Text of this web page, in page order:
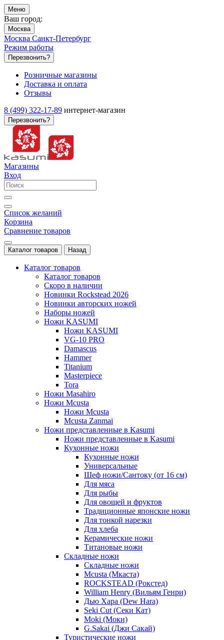
Меню
Ваш город:
Москва
Москва Санкт-Петербург
Режим работы
Перезвонить?
Розничные магазины
Доставка и оплата
Отзывы
8 (499) 322-17-89 интернет-магазин
Перезвонить?
Магазины
Вход
Список желаний
Корзина
Сравнение товаров
Каталог товаров Назад
Каталог товаров
Каталог товаров
Скоро в наличии
Новинки Rockstead 2026
Новинки авторских ножей
Наборы ножей
Ножи KASUMI
Ножи KASUMI
VG-10 PRO
Damascus
Hammer
Titanium
Masterpiece
Tora
Ножи Masahiro
Ножи Mcusta
Ножи Mcusta
Mcusta Zanmai
Ножи представленные в Kasumi
Ножи представленные в Kasumi
Кухонные ножи
Кухонные ножи
Универсальные
Шеф ножи/Сантоку (от 16 см)
Для мяса
Для рыбы
Для овощей и фруктов
Традиционные японские ножи
Для тонкой нарезки
Для хлеба
Керамические ножи
Титановые ножи
Складные ножи
Складные ножи
Mcusta (Мкаста)
ROCKSTEAD (Рокстед)
William Henry (Вильям Генри)
Дью Хара (Dew Hara)
Seki Cut (Секи Кат)
Moki (Моки)
G.Sakai (Джи Сакай)
Туристические ножи